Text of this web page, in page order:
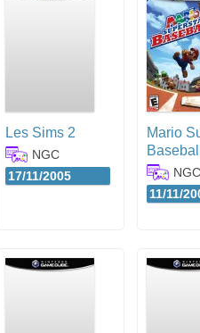
Les Sims 2
NGC
17/11/2005
Mario
Baseball
NGC
11/11/